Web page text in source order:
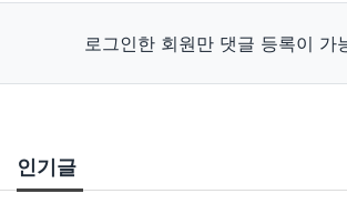
로그인한 회원만 댓글 등록이 가
인기글